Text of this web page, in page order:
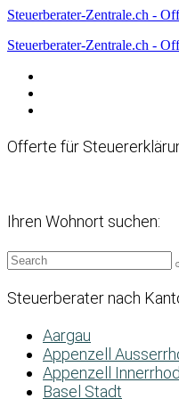
Steuerberater-Zentrale.ch -
Steuerberater-Zentrale.ch -
Offerte für
Ihren Wohnort suchen:
Steuerberater nach
Aargau
Appenzell
Appenzell
Basel Stadt